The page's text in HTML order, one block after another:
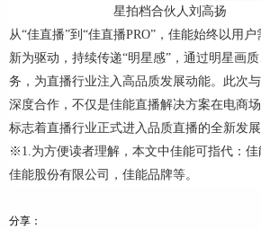
星拍档合伙人刘高扬
从“佳直播”到“佳直播PRO”，佳能始终以用
新为驱动，持续传递“明星感”，通过明星画
务，为直播行业注入高品质发展动能。此次
深度合作，不仅是佳能直播解决方案在电商
标志着直播行业正式进入品质直播的全新发展
※1.为方便读者理解，本文中佳能可指代：佳
佳能股份有限公司，佳能品牌等。
分享：